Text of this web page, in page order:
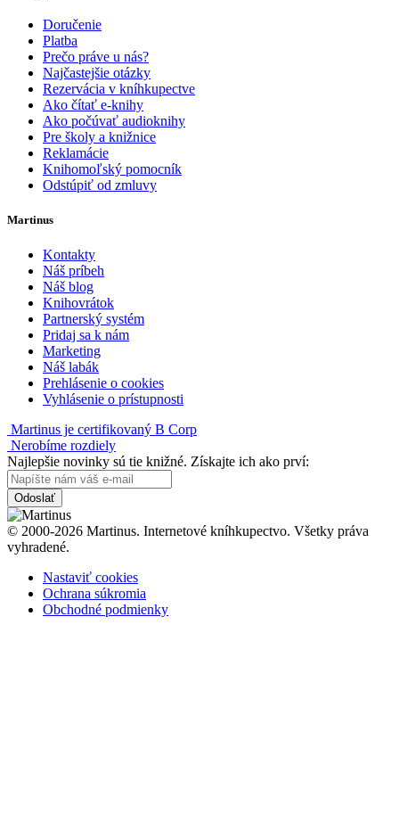
Doručenie
Platba
Prečo práve u nás?
Najčastejšie otázky
Rezervácia v kníhkupectve
Ako čítať e-knihy
Ako počúvať audioknihy
Pre školy a knižnice
Reklamácie
Knihomoľský pomocník
Odstúpiť od zmluvy
Martinus
Kontakty
Náš príbeh
Náš blog
Knihovrátok
Partnerský systém
Pridaj sa k nám
Marketing
Náš labák
Prehlásenie o cookies
Vyhlásenie o prístupnosti
Martinus je certifikovaný B Corp
Nerobíme rozdiely
Najlepšie novinky sú tie knižné. Získajte ich ako prví:
Odoslať
© 2000-2026 Martinus. Internetové kníhkupectvo. Všetky práva
vyhradené.
Nastaviť cookies
Ochrana súkromia
Obchodné podmienky